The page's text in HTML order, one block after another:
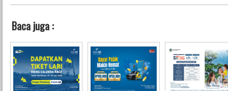
Baca juga :